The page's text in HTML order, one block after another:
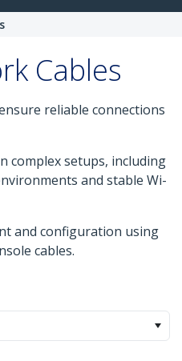
Cables
reliable connections
complex setups, including
and stable Wi-
and configuration using
cables.